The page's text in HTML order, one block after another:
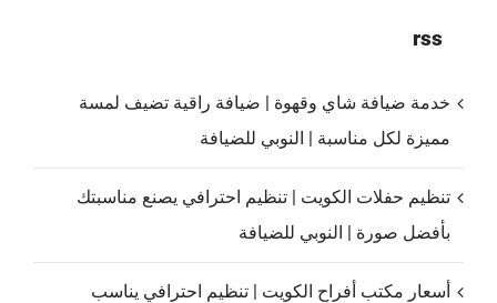
rss
خدمة ضيافة شاي وقهوة | ضيافة راقية تضيف لمسة
مميزة لكل مناسبة | النوبي للضيافة
تنظيم حفلات الكويت | تنظيم احترافي يصنع مناسبتك
بأفضل صورة | النوبي للضيافة
أسعار مكتب أفراح الكويت | تنظيم احترافي يناسب